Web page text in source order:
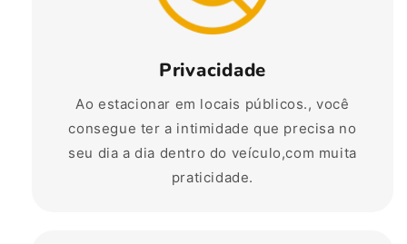
Privacidade
Ao estacionar em locais públicos., você
consegue ter a intimidade que precisa no
seu dia a dia dentro do veículo,com muita
praticidade.